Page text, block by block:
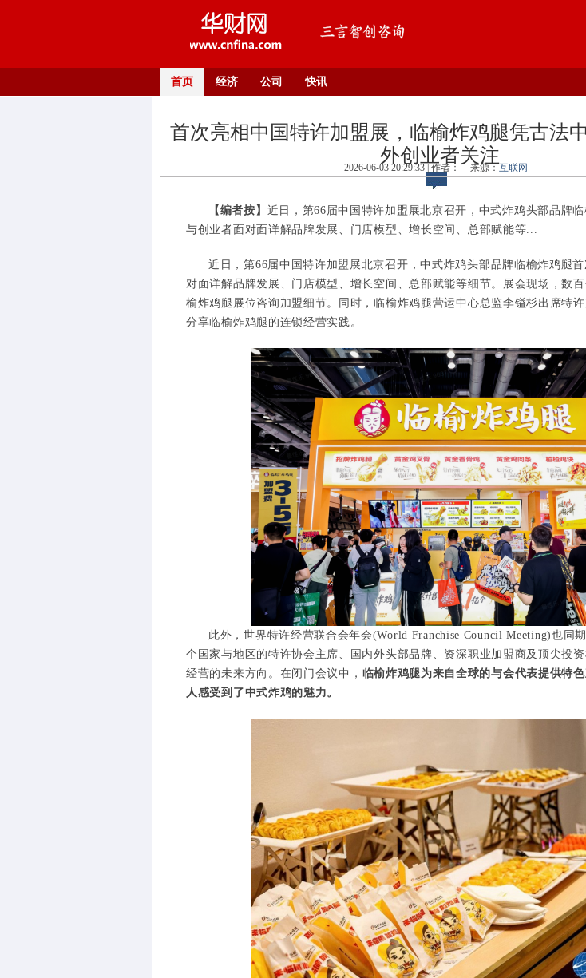
首页 经济 公司 快讯
首次亮相中国特许加盟展，临榆炸鸡腿凭古法
外创业者关注
2026-06-03 20:29:33 | 作者： 来源： 互联网
【编者按】 近日，第66届中国特许加盟展北京召开，中式炸鸡头部品牌临
与创业者面对面详解品牌发展、门店模型、增长空间、总部赋能等...
近日，第66届中国特许加盟展北京召开，中式炸鸡头部品牌临榆炸鸡腿
对面详解品牌发展、门店模型、增长空间、总部赋能等细节。展会现场，数
榆炸鸡腿展位咨询加盟细节。同时，临榆炸鸡腿营运中心总监李镒杉出席特许
分享临榆炸鸡腿的连锁经营实践。
此外，世界特许经营联合会年会(World Franchise Council Meeting)也同
个国家与地区的特许协会主席、国内外头部品牌、资深职业加盟商及顶尖投
经营的未来方向。在闭门会议中， 临榆炸鸡腿为来自全球的与会代表提供特
人感受到了中式炸鸡的魅力。